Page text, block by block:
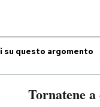
questo argomento
Tornatene a